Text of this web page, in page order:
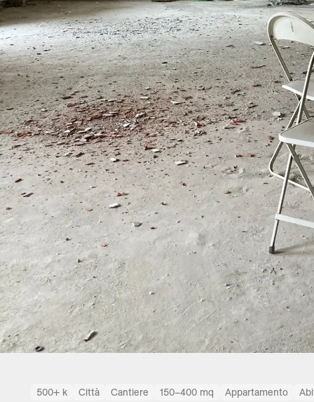
500+ k Città Cantiere 150–400 mq Appartamento